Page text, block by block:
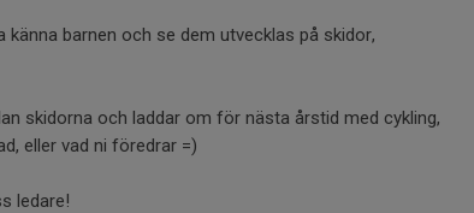
barnen och se dem utvecklas på skidor,
skidorna och laddar om för nästa årstid med cykling,
eller vad ni föredrar =)
ledare!